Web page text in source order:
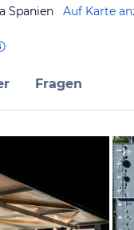
Spanien Auf Karte
Fragen